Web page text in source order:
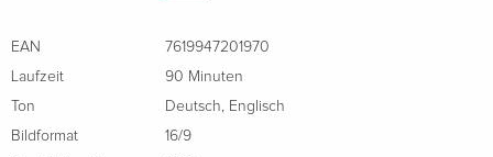
EAN
7619947201970
Laufzeit
90 Minuten
Ton
Deutsch, Englisch
Bildformat
16/9